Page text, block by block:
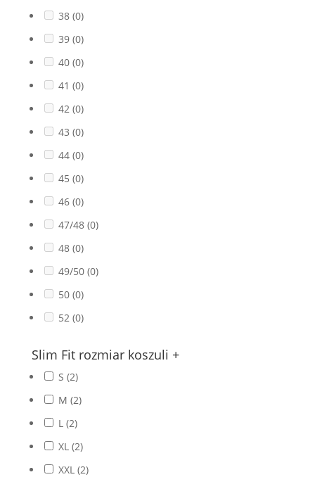
38 (0)
39 (0)
40 (0)
41 (0)
42 (0)
43 (0)
44 (0)
45 (0)
46 (0)
47/48 (0)
48 (0)
49/50 (0)
50 (0)
52 (0)
Slim Fit rozmiar koszuli +
S (2)
M (2)
L (2)
XL (2)
XXL (2)